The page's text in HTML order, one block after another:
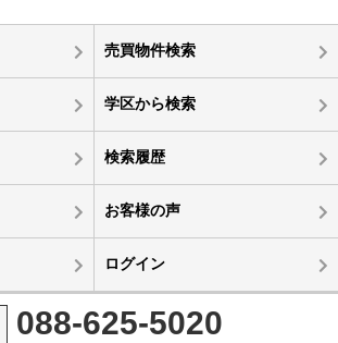
売買物件検索
学区から検索
検索履歴
お客様の声
ログイン
088-625-5020